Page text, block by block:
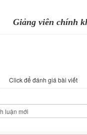
Giảng viên chính
Click để đánh giá bài viết